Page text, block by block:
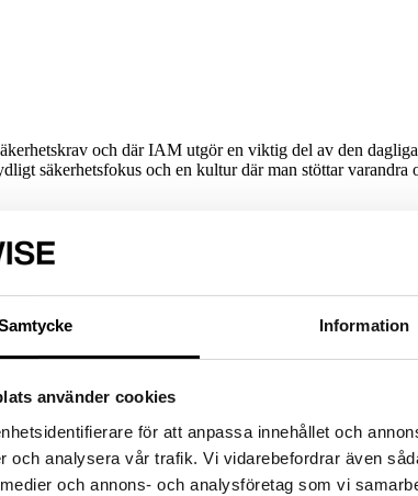
Information
använder cookies
för att anpassa innehållet och
och analysera vår trafik. Vi vidarebefordrar även
och annons- och analysföretag som vi
och där IAM utgör en viktig del av den
säkerhetsfokus och en kultur där man stöttar
möjlighet till förlängning
och strategisk kompetensmatchning inom IT och tech.
att förstå helheten. Resultatet? IT som fungerar i